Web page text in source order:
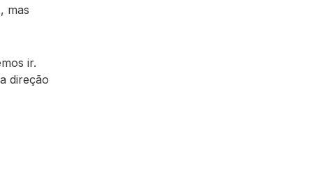
mas
ir.
direção